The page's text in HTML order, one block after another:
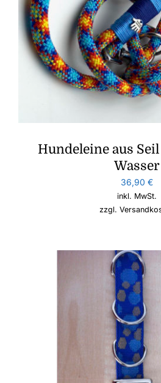
Hundeleine aus
Wasser
36,90 €
inkl. MwSt.
zzgl.